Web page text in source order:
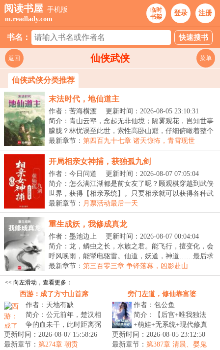
阅读书屋 手机版
m.readlady.com
临时
书架
登录 注册
书名：
仙侠武侠
返回 菜单
仙侠武侠分类推荐
末法时代，地仙道主
作者：苦海横渡
更新时间：2026-08-05 23:10:31
简介：青山云壑，念起无非仙境；隔雾观花，岂知世事
朦胧？林忧误至此世，索性高卧山巅，仔细俯瞰着整个
人...
最新章节： 第四百九十七章 诸天惊怖，青霄现世
开局相亲女神捕，获独孤九剑
作者：今日问道
更新时间：2026-08-07 07:05:04
简介：怎么满江湖都是前女友了呢？顾观棋穿越到武侠
世界，获得【相亲系统】。只要相亲就可以获得各种武
林...
最新章节： 月票活动最后一天
重生成妖，我修成真龙
作者：墨池边上
更新时间：2026-08-07 00:04:04
简介：龙，鳞虫之长，水族之君。能飞行，擅变化，会
呼风唤雨，能掣电驱雷。仙道，妖道，神道……最后求
的...
最新章节： 第三百零三章 争锋落幕，凶影赴山
<< 向左滑动，查看更多：
西游：成了方寸山首席
作者：天地有缺
简介：公元前年，楚汉相
争的血未干，此时距离弼
马温出世尚有两百年，距
西游八百年，纪成带着宿
更新时间：2026-08-07 15:58:26
最新章节： 第274章 朝贡
旁门左道，修仙靠富婆
作者：包公鱼
简介：【后宫+唯我独法
+萌娃+无系统+现代修真
+科学修仙】左道奇才沈
轻舟，修最野的术，躲得
更新时间：2026-08-05 23:12:50
最新章节： 第387章 清晨、婴鬼